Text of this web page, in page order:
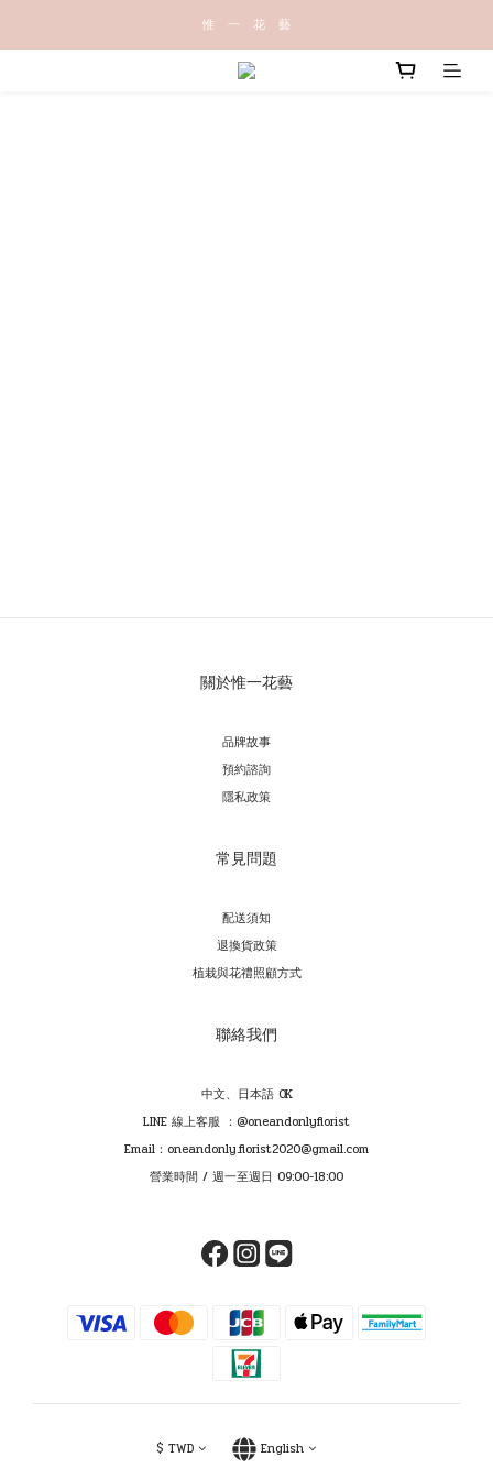
惟   一   花   藝
關於惟一花藝
品牌故事
預約諮詢
隱私政策
常見問題
配送須知
退換貨政策
植栽與花禮照顧方式
聯絡我們
中文、日本語 OK
LINE 線上客服 ：@oneandonlyflorist
Email：oneandonly.florist2020@gmail.com
營業時間 / 週一至週日 09:00-18:00
$ TWD English